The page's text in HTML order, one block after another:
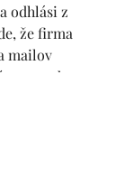
odhlási z
že firma
mailov
v predmete